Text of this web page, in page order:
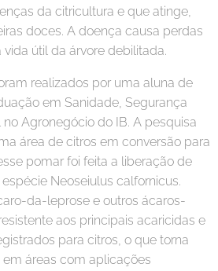
da citricultura e que atinge,
doces. A doença causa perdas
útil da árvore debilitada.
realizados por uma aluna de
em Sanidade, Segurança
Agronegócio do IB. A pesquisa
área de citros em conversão para
pomar foi feita a liberação de
Neoseiulus calfornicus.
da-leprose e outros ácaros-
aos principais acaricidas e
para citros, o que torna
em áreas com aplicações